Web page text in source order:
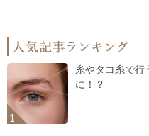
糸やタコ糸で行
に！？